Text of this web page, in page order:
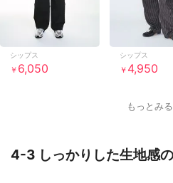
シップス
￥ 6,050
シップス
￥ 4,950
もっとみる
4-3 しっかりした生地感